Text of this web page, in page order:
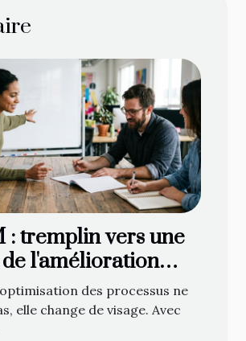
: tremplin vers une
l'amélioration
des processus ne
elle change de visage. Avec